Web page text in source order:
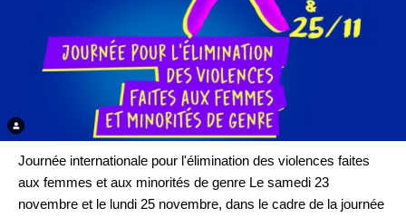
Journée internationale pour l'élimination des violences faites
aux femmes et aux minorités de genre Le samedi 23
novembre et le lundi 25 novembre, dans le cadre de la journée